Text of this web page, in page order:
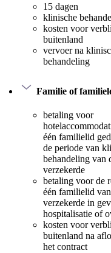
15 dagen
klinische
kosten voor
buitenland
vervoer na
behandeling
Familie of
betaling voor
één familielid
de periode van
behandeling van
verzekerde
betaling voor de
één familielid
verzekerde in
hospitalisatie of
kosten voor
buitenland na
het contract